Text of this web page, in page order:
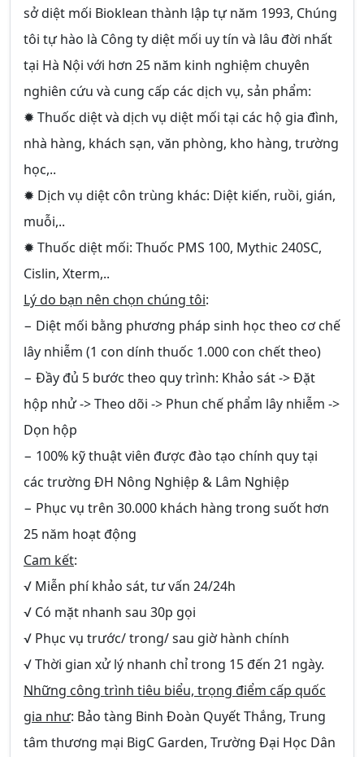
sở diệt mối Bioklean thành lập tự năm 1993, Chúng
tôi tự hào là Công ty diệt mối uy tín và lâu đời nhất
tại Hà Nội với hơn 25 năm kinh nghiệm chuyên
nghiên cứu và cung cấp các dịch vụ, sản phẩm:
✹ Thuốc diệt và dịch vụ diệt mối tại các hộ gia đình,
nhà hàng, khách sạn, văn phòng, kho hàng, trường
học,..
✹ Dịch vụ diệt côn trùng khác: Diệt kiến, ruồi, gián,
muỗi,..
✹ Thuốc diệt mối: Thuốc PMS 100, Mythic 240SC,
Cislin, Xterm,..
Lý do bạn nên chọn chúng tôi:
− Diệt mối bằng phương pháp sinh học theo cơ chế
lây nhiễm (1 con dính thuốc 1.000 con chết theo)
− Đầy đủ 5 bước theo quy trình: Khảo sát -> Đặt
hộp nhử -> Theo dõi -> Phun chế phẩm lây nhiễm ->
Dọn hộp
− 100% kỹ thuật viên được đào tạo chính quy tại
các trường ĐH Nông Nghiệp & Lâm Nghiệp
− Phục vụ trên 30.000 khách hàng trong suốt hơn
25 năm hoạt động
Cam kết:
√ Miễn phí khảo sát, tư vấn 24/24h
√ Có mặt nhanh sau 30p gọi
√ Phục vụ trước/ trong/ sau giờ hành chính
√ Thời gian xử lý nhanh chỉ trong 15 đến 21 ngày.
Những công trình tiêu biểu, trọng điểm cấp quốc
gia như: Bảo tàng Binh Đoàn Quyết Thắng, Trung
tâm thương mại BigC Garden, Trường Đại Học Dân